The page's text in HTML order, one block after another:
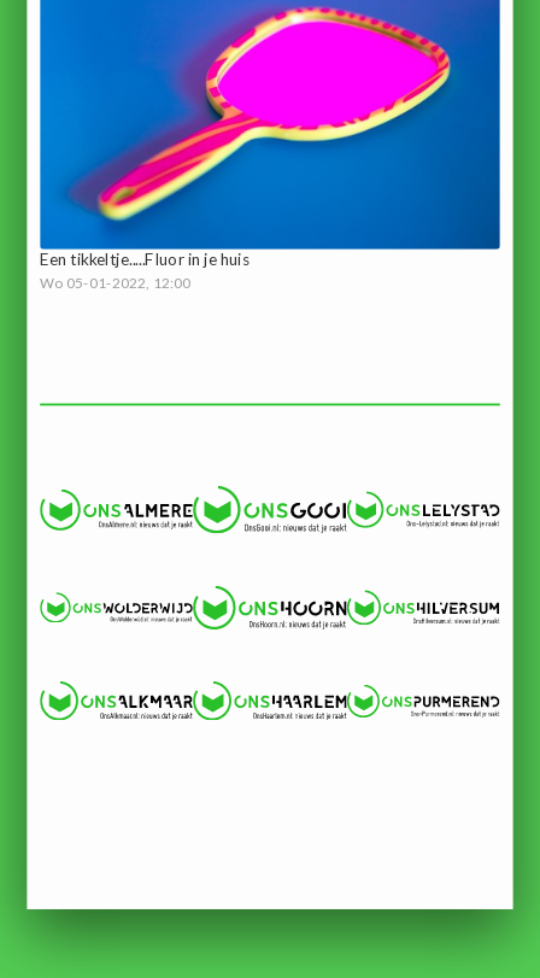
Een tikkeltje.....Fluor in je huis
Wo 05-01-2022, 12:00